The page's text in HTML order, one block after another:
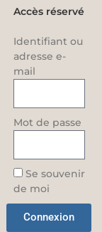
Accès réservé
Identifiant ou
adresse e-
mail
Mot de passe
Se souvenir
de moi
Connexion